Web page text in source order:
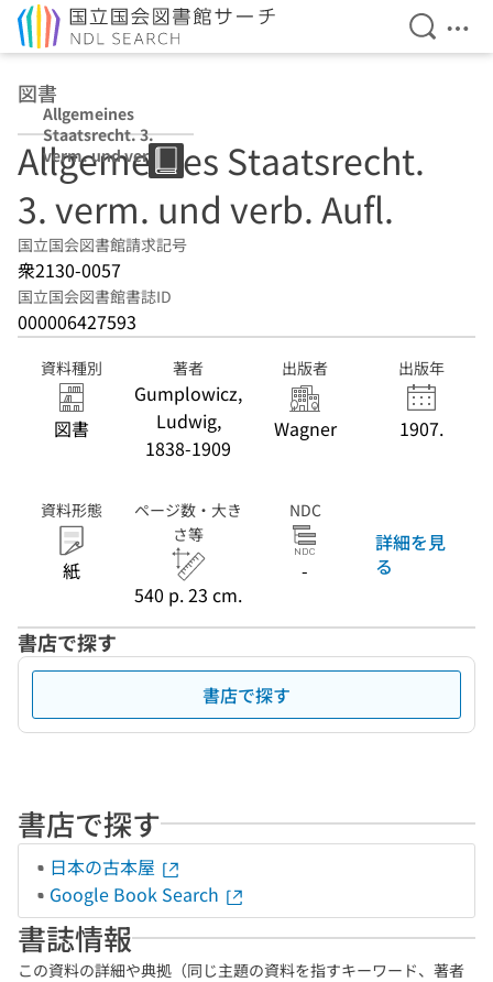
検索を
メ
図書
Allgemeines
Staatsrecht. 3.
verm. und verb.
Aufl.
Allgemeines Staatsrecht.
3. verm. und verb. Aufl.
国立国会図書館請求記号
衆2130-0057
国立国会図書館書誌ID
000006427593
資料種別
図書
著者
Gumplowicz,
Ludwig,
1838-1909
出版者
Wagner
出版年
1907.
資料形態
紙
ページ数・大き
さ等
540 p. 23 cm.
NDC
-
詳細を見
る
書店で探す
書店で探す
書店で探す
日本の古本屋
Google Book Search
書誌情報
この資料の詳細や典拠（同じ主題の資料を指すキーワード、著者